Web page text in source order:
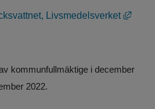
Livsmedelsverket Länk
kommunfullmäktige i december
2022.